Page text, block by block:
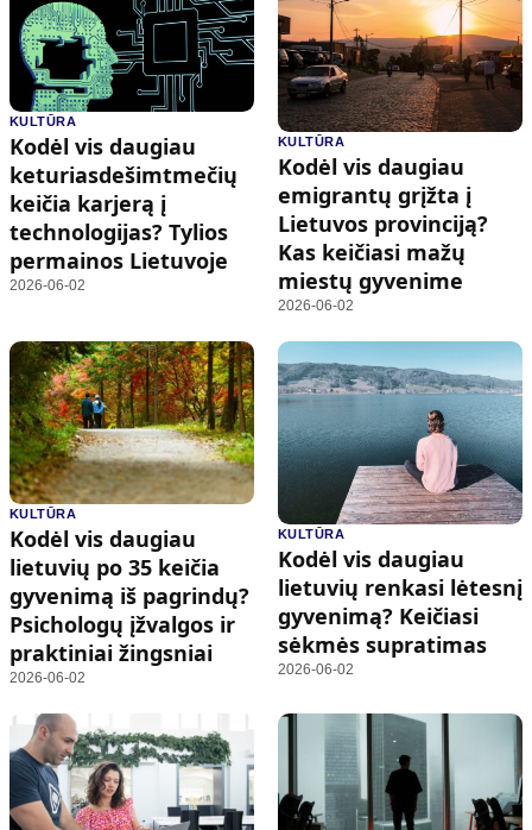
KULTŪRA
Kodėl vis daugiau
keturiasdešimtmečių
keičia karjerą į
technologijas? Tylios
permainos Lietuvoje
2026-06-02
KULTŪRA
Kodėl vis daugiau
emigrantų grįžta į
Lietuvos provinciją?
Kas keičiasi mažų
miestų gyvenime
2026-06-02
KULTŪRA
Kodėl vis daugiau
lietuvių po 35 keičia
gyvenimą iš pagrindų?
Psichologų įžvalgos ir
praktiniai žingsniai
2026-06-02
KULTŪRA
Kodėl vis daugiau
lietuvių renkasi lėtesnį
gyvenimą? Keičiasi
sėkmės supratimas
2026-06-02